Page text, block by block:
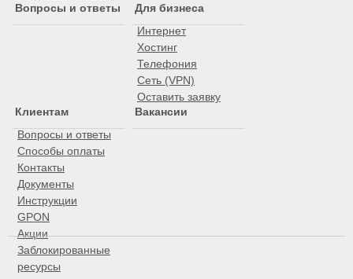
Вопросы и ответы
Для бизнеса
Интернет
Хостинг
Телефония
Сеть (VPN)
Оставить заявку
Клиентам
Вопросы и ответы
Способы оплаты
Контакты
Документы
Инструкции
GPON
Акции
Заблокированные
ресурсы
Вакансии